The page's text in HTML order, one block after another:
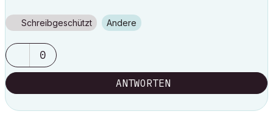
Schreibgeschützt Andere
0
ANTWORTEN